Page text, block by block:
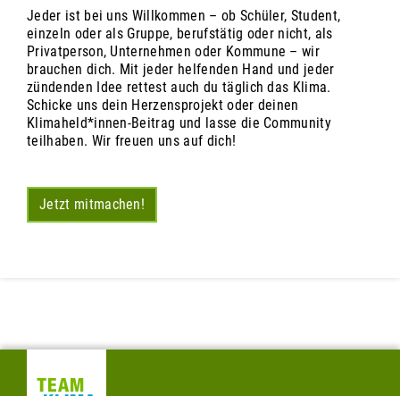
Jeder ist bei uns Willkommen – ob Schüler, Student,
einzeln oder als Gruppe, berufstätig oder nicht, als
Privatperson, Unternehmen oder Kommune – wir
brauchen dich. Mit jeder helfenden Hand und jeder
zündenden Idee rettest auch du täglich das Klima.
Schicke uns dein Herzensprojekt oder deinen
Klimaheld*innen-Beitrag und lasse die Community
teilhaben. Wir freuen uns auf dich!
Jetzt mitmachen!